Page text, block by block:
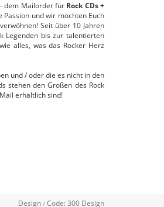
dem Mailorder für Rock CDs +
Passion und wir möchten Euch
Seit über 10 Jahren
Legenden bis zur talentierten
alles, was das Rocker Herz
und / oder die es nicht in den
stehen den Großen des Rock
erhältlich sind!
Design / Code: 300 Design